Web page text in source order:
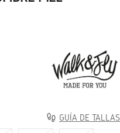
GUÍA DE TALLAS